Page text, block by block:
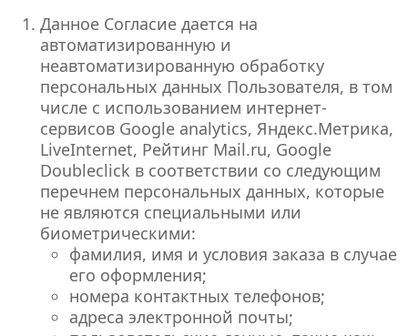
Данное Согласие дается на
автоматизированную и
неавтоматизированную обработку
персональных данных Пользователя, в том
числе с использованием интернет-
сервисов Google analytics, Яндекс.Метрика,
LiveInternet, Рейтинг Mail.ru, Google
Doubleclick в соответствии со следующим
перечнем персональных данных, которые
не являются специальными или
биометрическими:
фамилия, имя и условия заказа в случае
его оформления;
номера контактных телефонов;
адреса электронной почты;